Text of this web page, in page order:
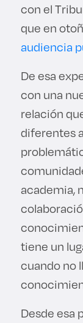
con el
que en
audiencia
De esa
con una
relación
diferentes
academia,
tiene un
cuando no
Desde esa